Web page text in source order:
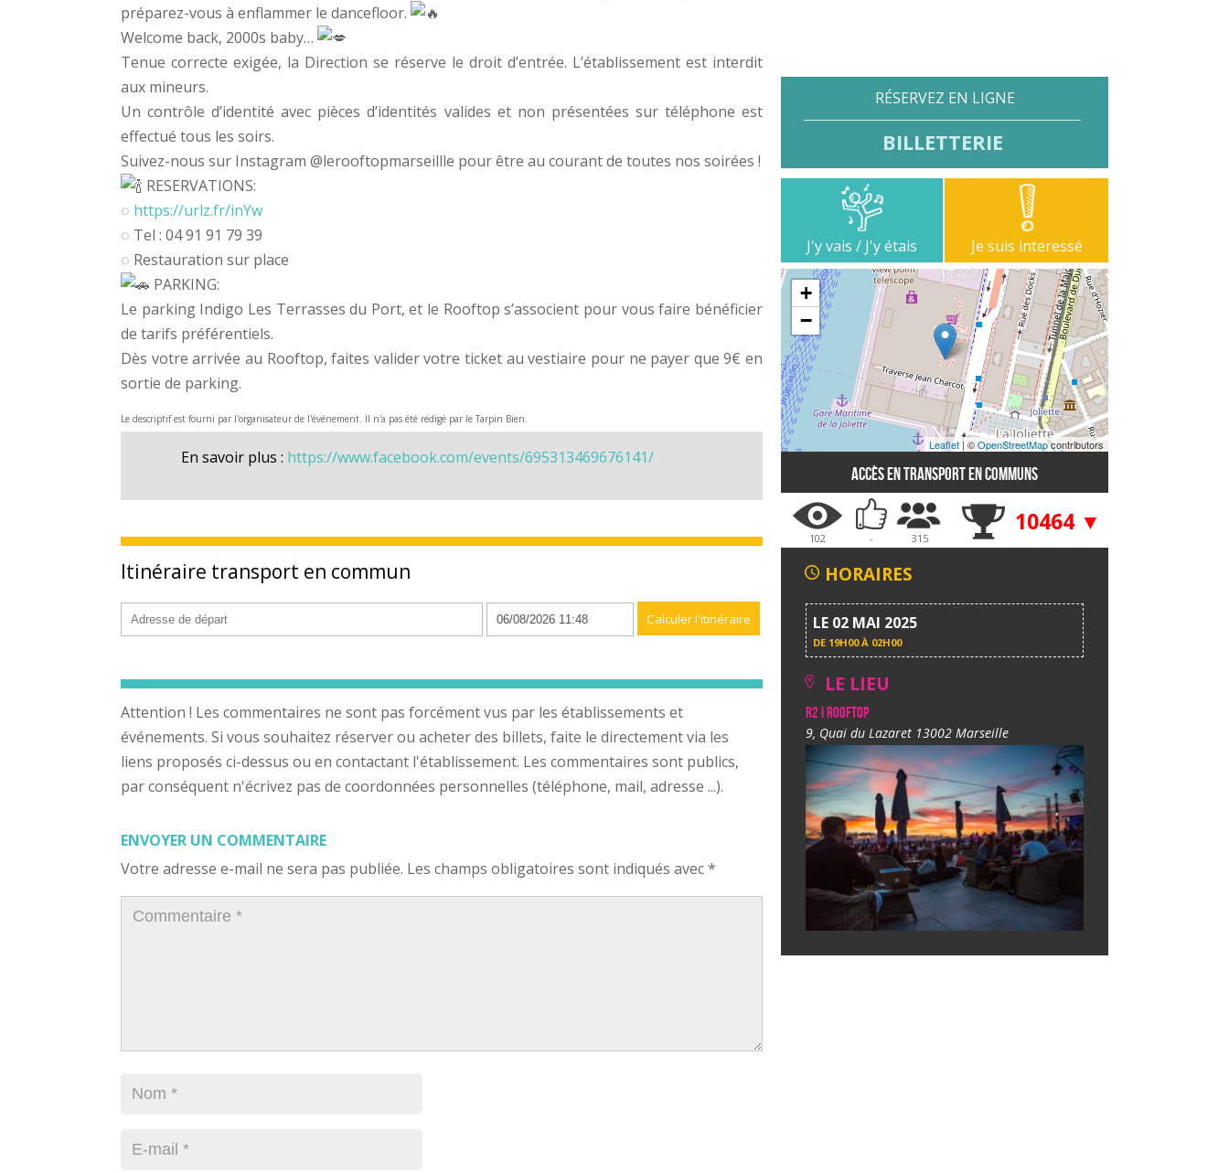
préparez-vous à enflammer le dancefloor.
Welcome back, 2000s baby…
Tenue correcte exigée, la Direction se réserve le droit d’entrée. L’établissement est interdit
aux mineurs.
Un contrôle d’identité avec pièces d’identités valides et non présentées sur téléphone est
effectué tous les soirs.
Suivez-nous sur Instagram @lerooftopmarseillle pour être au courant de toutes nos soirées !
RESERVATIONS:
◌ https://urlz.fr/inYw
◌ Tel : 04 91 91 79 39
◌ Restauration sur place
PARKING:
Le parking Indigo Les Terrasses du Port, et le Rooftop s’associent pour vous faire bénéficier
de tarifs préférentiels.
Dès votre arrivée au Rooftop, faites valider votre ticket au vestiaire pour ne payer que 9€ en
sortie de parking.
Le descriptif est fourni par l'organisateur de l'événement. Il n'a pas été rédigé par le Tarpin Bien.
En savoir plus : https://www.facebook.com/events/695313469676141/
Itinéraire transport en commun
Attention ! Les commentaires ne sont pas forcément vus par les établissements et
événements. Si vous souhaitez réserver ou acheter des billets, faite le directement via les
liens proposés ci-dessus ou en contactant l'établissement. Les commentaires sont publics,
par conséquent n'écrivez pas de coordonnées personnelles (téléphone, mail, adresse ...).
ENVOYER UN COMMENTAIRE
Votre adresse e-mail ne sera pas publiée. Les champs obligatoires sont indiqués avec*
RÉSERVEZ EN LIGNE
BILLETTERIE
J'y vais / J'y étais Je suis interessé
+
−
Leaflet| ©OpenStreetMapcontributors
Accès en transport en communs
102 - 315
10464 ▼
HORAIRES
LE 02 MAI 2025
DE 19H00 À 02H00
LE LIEU
R2 I Rooftop
9, Quai du Lazaret 13002 Marseille